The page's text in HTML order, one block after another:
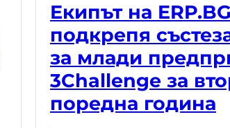
Екипът на ERP.BG
подкрепя
за млади
3Challenge за
поредна година